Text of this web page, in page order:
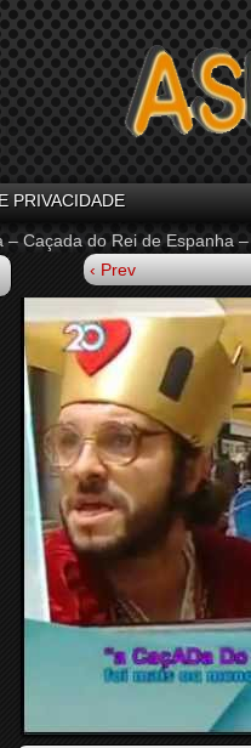
PRIVACIDADE
– Caçada do Rei de Espanha
‹ Prev